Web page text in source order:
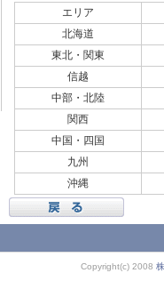
エリア
北海道
東北・関東
信越
中部・北陸
関西
中国・四国
九州
沖縄
Copyright(c) 2008